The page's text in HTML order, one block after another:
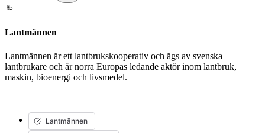
Lantmännen
Lantmännen är ett lantbrukskooperativ och ägs av svenska
lantbrukare och är norra Europas ledande aktör inom lantbruk,
maskin, bioenergi och livsmedel.
Lantmännen